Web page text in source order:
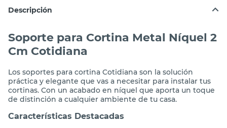
Descripción
Soporte para Cortina Metal Níquel 2
Cm Cotidiana
Los soportes para cortina Cotidiana son la solución
práctica y elegante que vas a necesitar para instalar tus
cortinas. Con un acabado en níquel que aporta un toque
de distinción a cualquier ambiente de tu casa.
Características Destacadas